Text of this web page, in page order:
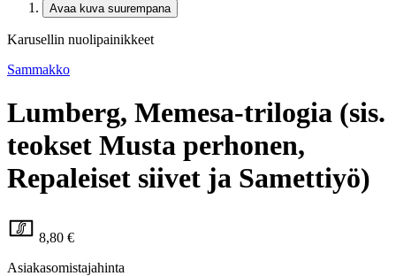
Avaa kuva suurempana
Karusellin nuolipainikkeet
Sammakko
Lumberg, Memesa-trilogia (sis.
teokset Musta perhonen,
Repaleiset siivet ja Samettiyö)
8,80 €
Asiakasomistajahinta